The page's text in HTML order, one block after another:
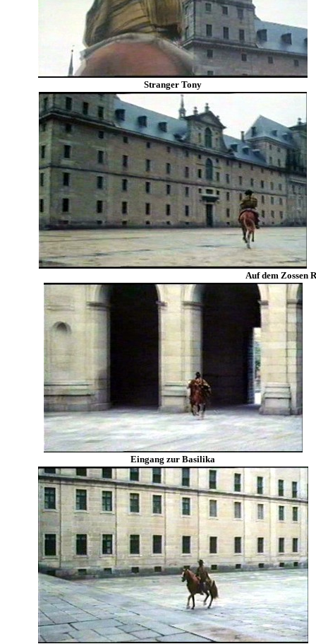
Stranger Tony
Auf dem Zossen
Eingang zur Basilika